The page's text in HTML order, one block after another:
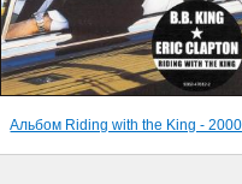
Альбом Riding with the King - 2000